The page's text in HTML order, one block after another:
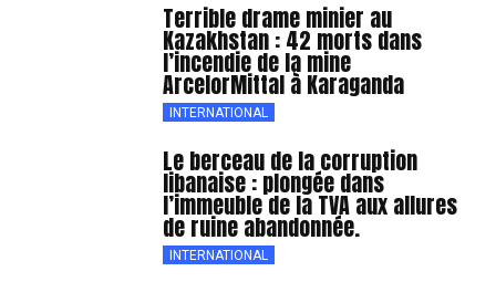
Terrible drame minier au
Kazakhstan : 42 morts dans
l’incendie de la mine
ArcelorMittal à Karaganda
INTERNATIONAL
Le berceau de la corruption
libanaise : plongée dans
l’immeuble de la TVA aux allures
de ruine abandonnée.
INTERNATIONAL